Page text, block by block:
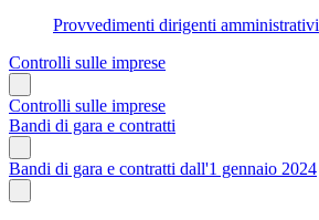
Provvedimenti dirigenti amministrativi
Controlli sulle imprese
Controlli sulle imprese
Bandi di gara e contratti
Bandi di gara e contratti dall'1 gennaio 2024